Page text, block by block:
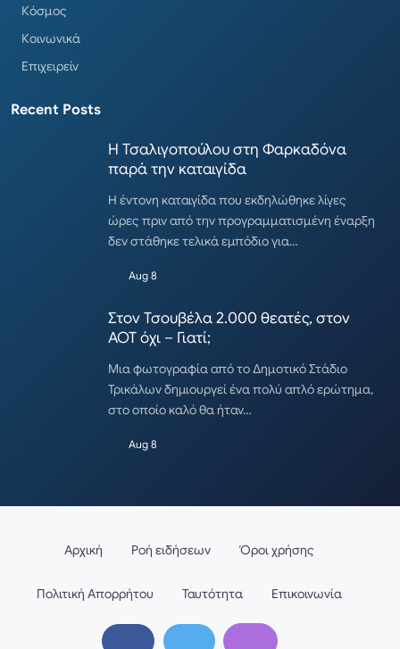
Κόσμος
Κοινωνικά
Επιχειρείν
Recent Posts
Η Τσαλιγοπούλου στη Φαρκαδόνα
παρά την καταιγίδα
Η έντονη καταιγίδα που εκδηλώθηκε λίγες
ώρες πριν από την προγραμματισμένη έναρξη
δεν στάθηκε τελικά εμπόδιο για…
Aug 8
Στον Τσουβέλα 2.000 θεατές, στον
ΑΟΤ όχι – Γιατί;
Μια φωτογραφία από το Δημοτικό Στάδιο
Τρικάλων δημιουργεί ένα πολύ απλό ερώτημα,
στο οποίο καλό θα ήταν…
Aug 8
Αρχική Ροή ειδήσεων Όροι χρήσης
Πολιτική Απορρήτου Ταυτότητα Επικοινωνία